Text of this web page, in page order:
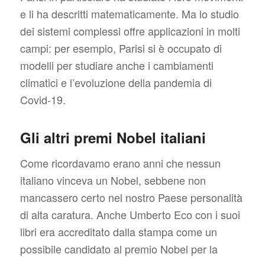
e li ha descritti matematicamente. Ma lo studio
dei sistemi complessi offre applicazioni in molti
campi: per esempio, Parisi si è occupato di
modelli per studiare anche i cambiamenti
climatici e l’evoluzione della pandemia di
Covid-19.
Gli altri premi Nobel italiani
Come ricordavamo erano anni che nessun
italiano vinceva un Nobel, sebbene non
mancassero certo nel nostro Paese personalità
di alta caratura. Anche Umberto Eco con i suoi
libri era accreditato dalla stampa come un
possibile candidato al premio Nobel per la